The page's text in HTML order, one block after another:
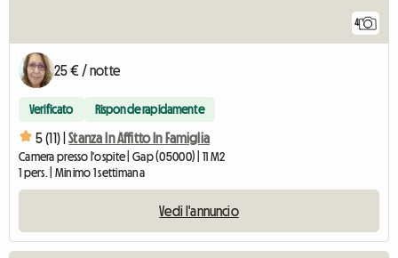
4
25 € / notte
Verificato Risponde rapidamente
5 (11) | Stanza In Affitto In Famiglia
Camera presso l'ospite | Gap (05000) | 11 M2
1 pers. | Minimo 1 settimana
Vedi l'annuncio